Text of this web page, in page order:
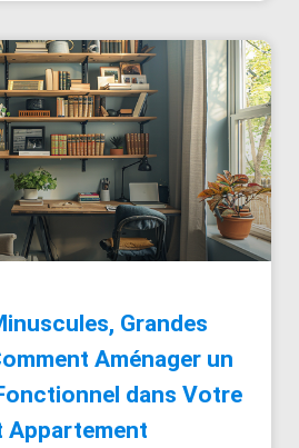
Grandes
Aménager un
dans Votre
Appartement